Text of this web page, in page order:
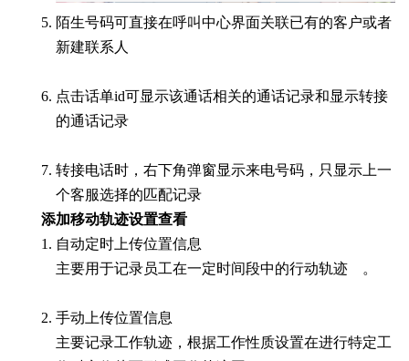
陌生号码可直接在呼叫中心界面关联已有的客户或者
新建联系人
点击话单id可显示该通话相关的通话记录和显示转接
的通话记录
转接电话时，右下角弹窗显示来电号码，只显示上一
个客服选择的匹配记录
添加移动轨迹设置查看
自动定时上传位置信息
主要用于记录员工在一定时间段中的行动轨迹 。
手动上传位置信息
主要记录工作轨迹，根据工作性质设置在进行特定工